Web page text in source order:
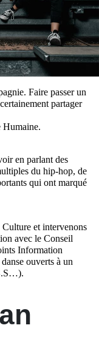
Faire passer un
partager
Humaine.
en parlant des
du hip-hop, de
qui ont marqué
et intervenons
avec le Conseil
Information
ouverts à un